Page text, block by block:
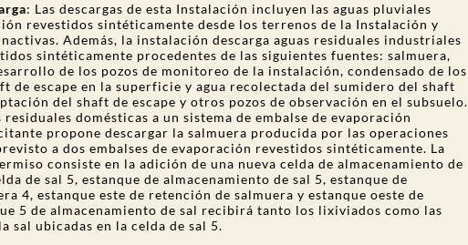
: Las descargas de esta Instalación incluyen las aguas pluviales
revestidos sintéticamente desde los terrenos de la Instalación y
Además, la instalación descarga aguas residuales industriales
sintéticamente procedentes de las siguientes fuentes: salmuera,
de los pozos de monitoreo de la instalación, condensado de los
de escape en la superficie y agua recolectada del sumidero del shaft
del shaft de escape y otros pozos de observación en el subsuelo.
domésticas a un sistema de embalse de evaporación
propone descargar la salmuera producida por las operaciones
a dos embalses de evaporación revestidos sintéticamente. La
consiste en la adición de una nueva celda de almacenamiento de
de sal 5, estanque de almacenamiento de sal 5, estanque de
4, estanque este de retención de salmuera y estanque oeste de
5 de almacenamiento de sal recibirá tanto los lixiviados como las
sal ubicadas en la celda de sal 5.